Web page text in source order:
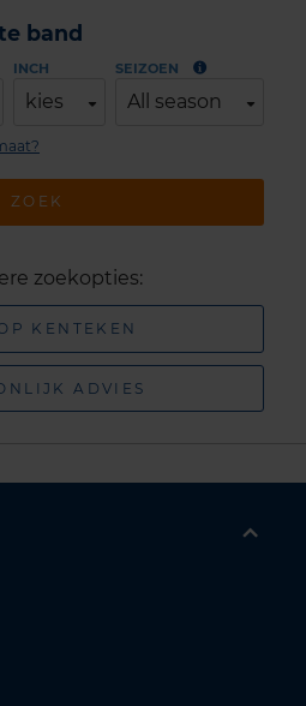
band
INCH
kies
SEIZOEN
All season
ZOEK
zoekopties:
KENTEKEN
ADVIES